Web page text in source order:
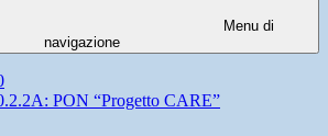
Menu di
navigazione
PON “Progetto CARE”